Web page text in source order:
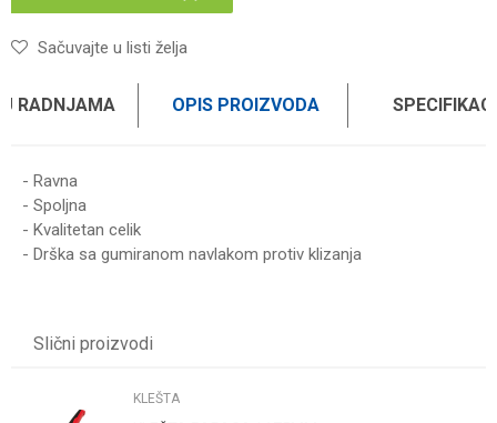
Sačuvajte u listi želja
RADNJAMA OPIS PROIZVODA
- Ravna
- Spoljna
- Kvalitetan celik
- Drška sa gumiranom navlakom protiv klizanja
Slični proizvodi
KLEŠTA